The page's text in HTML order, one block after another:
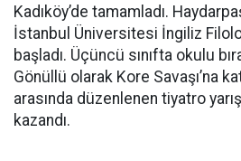
Kadıköy’de tamamladı.
İstanbul Üniversitesi İngiliz
başladı. Üçüncü sınıfta okulu
Gönüllü olarak Kore Savaşı’na
arasında düzenlenen tiyatro
kazandı.